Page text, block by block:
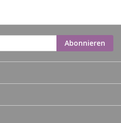
Abonnieren